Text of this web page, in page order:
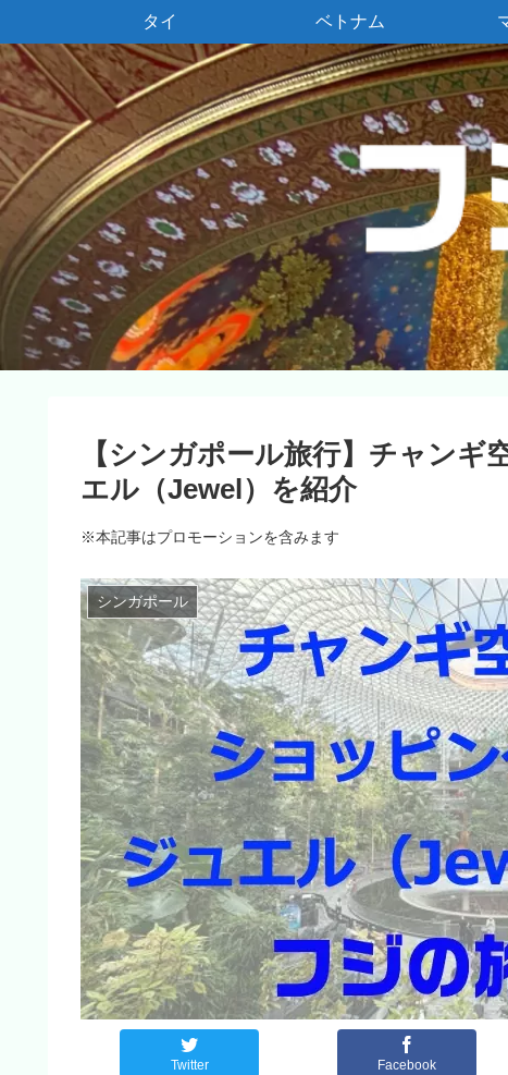
タイ ベトナム
【シンガポール旅行】チャン
エル（Jewel）を紹介
※本記事はプロモーションを含みます
シンガポール
Twitter Facebook